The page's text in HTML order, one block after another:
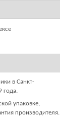
в Санкт-
года.
упаковке,
производителя.